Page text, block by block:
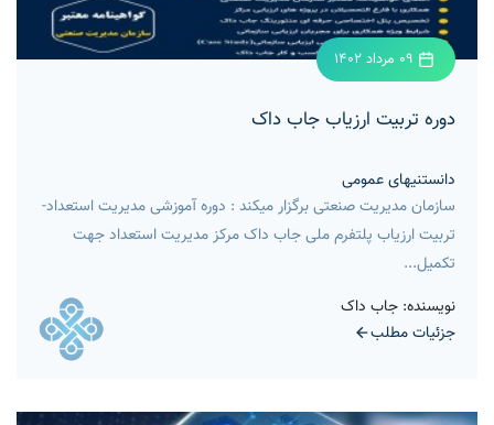
دوره تربیت ارزیاب جاب داک
دانستنیهای عمومی
سازمان مدیریت صنعتی برگزار میکند : دوره آموزشی مدیریت استعداد-
تربیت ارزیاب پلتفرم ملی جاب داک مرکز مدیریت استعداد جهت
تکمیل...
نویسنده: جاب داک
جزئیات مطلب